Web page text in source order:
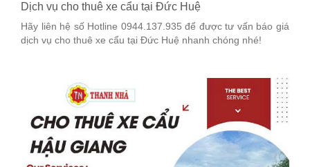
Dịch vụ cho thuê xe cẩu tại Đức Huệ
Hãy liên hệ số Hotline 0944.137.935 để được tư vấn báo giá
dịch vụ cho thuê xe cẩu tại Đức Huệ nhanh chóng nhé!